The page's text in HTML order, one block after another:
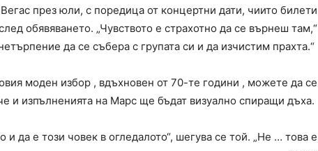
през юли, с поредица от концертни дати, чиито билети
обявяването. „Чувството е страхотно да се върнеш там,“
да се събера с групата си и да изчистим прахта.“
моден избор , вдъхновен от 70-те години , можете да се
и изпълненията на Марс ще бъдат визуално спиращи дъха.
и да е този човек в огледалото“, шегува се той. „Не … това е